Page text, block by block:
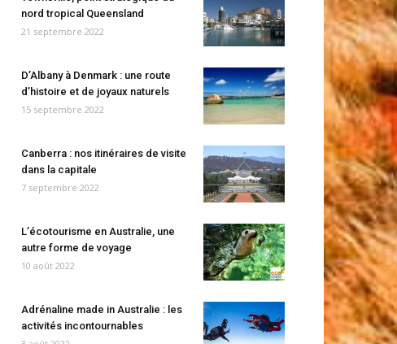
nord tropical Queensland
21 septembre 2022
D’Albany à Denmark : une route
d’histoire et de joyaux naturels
15 septembre 2022
Canberra : nos itinéraires de visite
dans la capitale
7 septembre 2022
L’écotourisme en Australie, une
autre forme de voyage
10 août 2022
Adrénaline made in Australie : les
activités incontournables